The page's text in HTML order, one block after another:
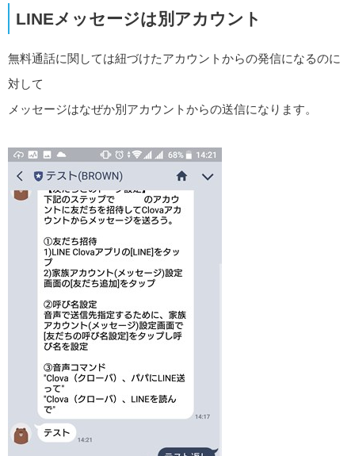
LINEメッセージは別アカウント
無料通話に関しては紐づけたアカウントからの発信になるのに
対して
メッセージはなぜか別アカウントからの送信になります。